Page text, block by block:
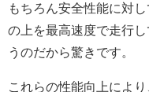
もちろん安全性能に対
の上を最高速度で走行
うのだから驚きです。
これらの性能向上によ